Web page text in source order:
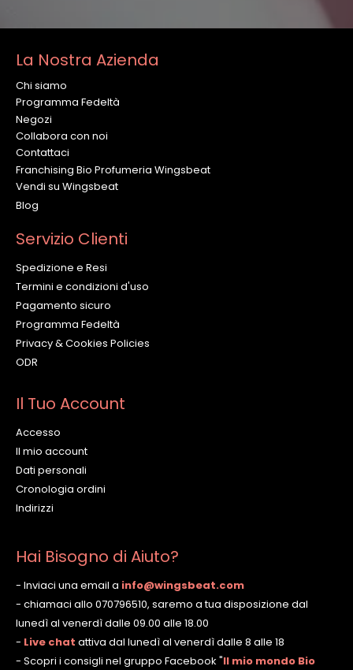
La Nostra Azienda
Chi siamo
Programma Fedeltà
Negozi
Collabora con noi
Contattaci
Franchising Bio Profumeria Wingsbeat
Vendi su Wingsbeat
Blog
Servizio Clienti
Spedizione e Resi
Termini e condizioni d'uso
Pagamento sicuro
Programma Fedeltà
Privacy & Cookies Policies
ODR
Il Tuo Account
Accesso
Il mio account
Dati personali
Cronologia ordini
Indirizzi
Hai Bisogno di Aiuto?
- Inviaci una email a info@wingsbeat.com
- chiamaci allo 070796510, saremo a tua disposizione dal
lunedì al venerdì dalle 09.00 alle 18.00
- Live chat attiva dal lunedì al venerdì dalle 8 alle 18
- Scopri i consigli nel gruppo Facebook "Il mio mondo Bio